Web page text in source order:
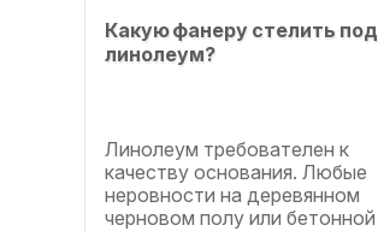
Какую фанеру стелить под
линолеум?
Линолеум требователен к
качеству основания. Любые
неровности на деревянном
черновом полу или бетонной